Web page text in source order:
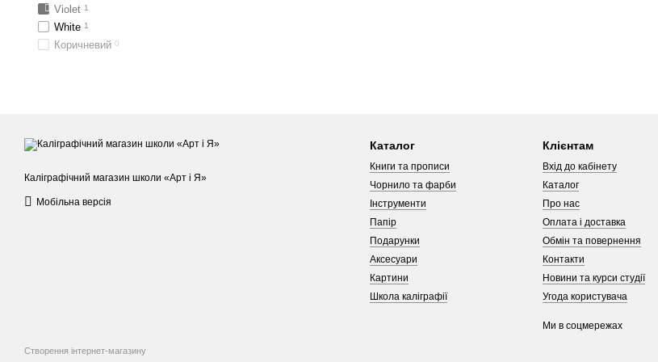
Violet 1
White 1
Коричневий 0
Каліграфічний магазин школи «Арт і Я»
Мобільна версія
Каталог
Книги та прописи
Чорнило та фарби
Інструменти
Папір
Подарунки
Аксесуари
Картини
Школа каліграфії
Клієнтам
Вхід до кабінету
Каталог
Про нас
Оплата і доставка
Обмін та повернення
Контакти
Новини та курси студії
Угода користувача
Ми в соцмережах
Створення інтернет-магазину